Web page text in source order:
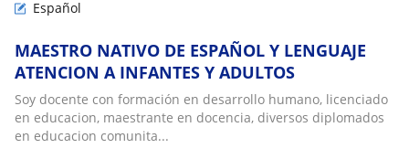
Español
MAESTRO NATIVO DE ESPAÑOL Y LENGUAJE
ATENCION A INFANTES Y ADULTOS
Soy docente con formación en desarrollo humano, licenciado
en educacion, maestrante en docencia, diversos diplomados
en educacion comunita...